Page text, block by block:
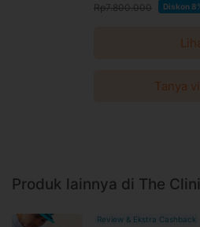
Rp7.800.000 Diskon
Tanya
Produk lainnya di The
Review & Ekstra Cashback